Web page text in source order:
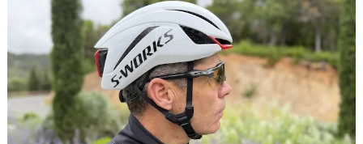
jours,
votre
actualité
vélo
et